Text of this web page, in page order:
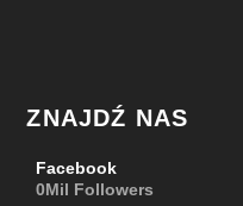
ZNAJDŹ NAS
Facebook
0Mil Followers